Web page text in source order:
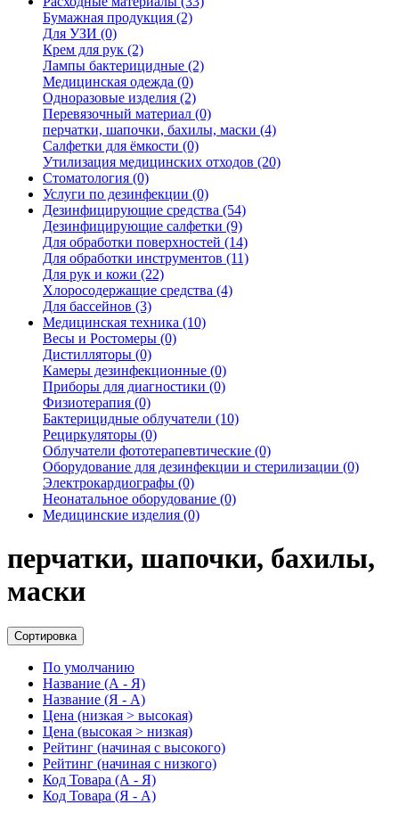
Бумажная продукция (2)
Для УЗИ (0)
Крем для рук (2)
Лампы бактерицидные (2)
Медицинская одежда (0)
Одноразовые изделия (2)
Перевязочный материал (0)
перчатки, шапочки, бахилы, маски (4)
Салфетки для ёмкости (0)
Утилизация медицинских отходов (20)
Стоматология (0)
Услуги по дезинфекции (0)
Дезинфицирующие средства (54)
Дезинфицирующие салфетки (9)
Для обработки поверхностей (14)
Для обработки инструментов (11)
Для рук и кожи (22)
Хлоросодержащие средства (4)
Для бассейнов (3)
Медицинская техника (10)
Весы и Ростомеры (0)
Дистилляторы (0)
Камеры дезинфекционные (0)
Приборы для диагностики (0)
Физиотерапия (0)
Бактерицидные облучатели (10)
Рециркуляторы (0)
Облучатели фототерапевтические (0)
Оборудование для дезинфекции и стерилизации (0)
Электрокардиографы (0)
Неонатальное оборудование (0)
Медицинские изделия (0)
перчатки, шапочки, бахилы,
маски
Сортировка
По умолчанию
Название (А - Я)
Название (Я - А)
Цена (низкая > высокая)
Цена (высокая > низкая)
Рейтинг (начиная с высокого)
Рейтинг (начиная с низкого)
Код Товара (А - Я)
Код Товара (Я - А)